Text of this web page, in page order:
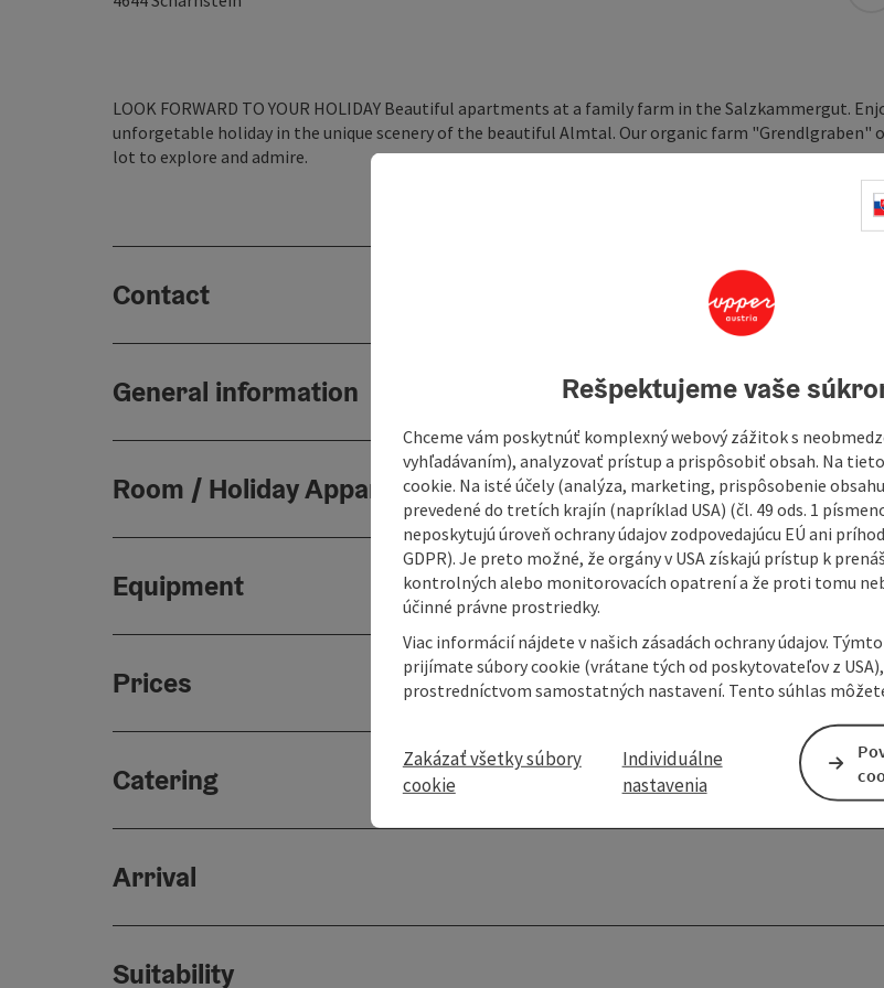
LOOK FORWARD TO YOUR HOLIDAY Beautiful apartments at a family farm in the Salzkammergut.
unforgetable holiday in the unique scenery of the beautiful Almtal. Our organic farm "Grendlgraben"
lot to explore and admire.
Contact
General information
Room / Holiday Appartement
Equipment
Prices
Catering
Arrival
Suitability
Rešpektujeme vaše
Chceme vám poskytnúť komplexný webový zážitok s
vyhľadávaním), analyzovať prístup a prispôsobiť obsah. Na
cookie. Na isté účely (analýza, marketing, prispôsobenie
prevedené do tretích krajín (napríklad USA) (čl. 49 ods. 1
neposkytujú úroveň ochrany údajov zodpovedajúcu EÚ ani
GDPR). Je preto možné, že orgány v USA získajú prístup k
kontrolných alebo monitorovacích opatrení a že proti tomu
účinné právne prostriedky.
Viac informácií nájdete v našich zásadách ochrany údajov.
prijímate súbory cookie (vrátane tých od poskytovateľov z
prostredníctvom samostatných nastavení. Tento súhlas
Zakázať všetky súbory
cookie
Individuálne
nastavenia